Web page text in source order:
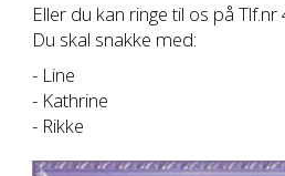
Eller du kan ringe til os på
Du skal snakke med:
- Line
- Kathrine
- Rikke